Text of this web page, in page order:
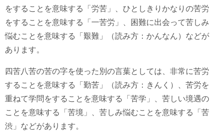
をすることを意味する「労苦」、ひとしきりかなりの苦労
をすることを意味する「一苦労」、困難に出会って苦しみ
悩むことを意味する「艱難」（読み方：かんなん）などが
あります。
四苦八苦の苦の字を使った別の言葉としては、非常に苦労
することを意味する「勤苦」（読み方：きんく）、苦労を
重ねて学問をすることを意味する「苦学」、苦しい境遇の
ことを意味する「苦境」、苦しみ悩むことを意味する「苦
渋」などがあります。